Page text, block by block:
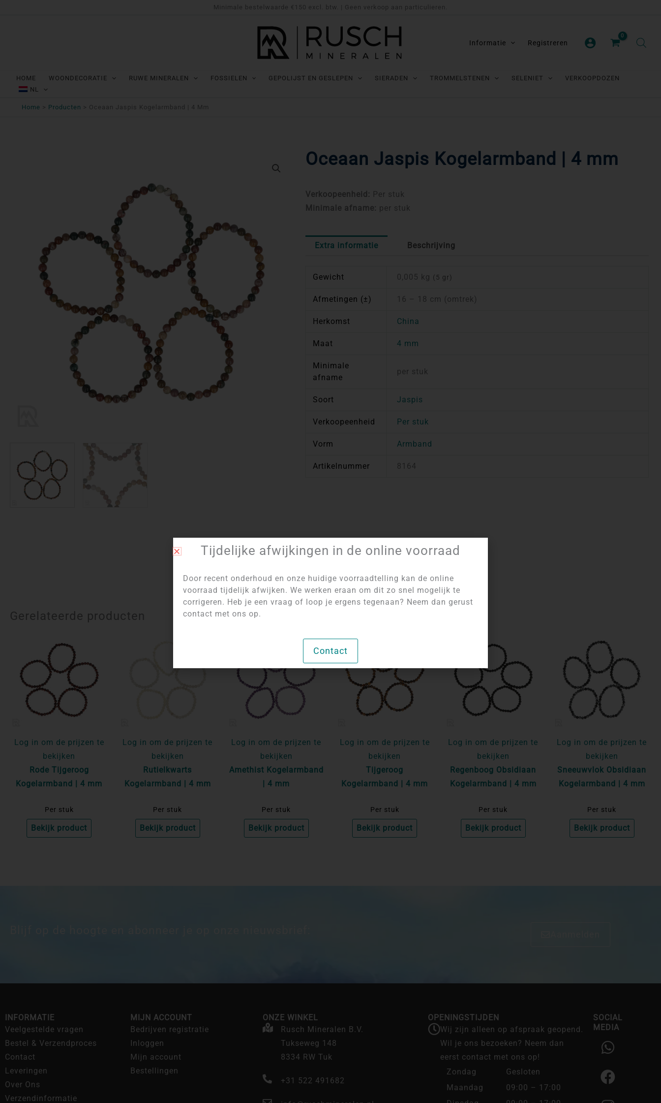
Minimale bestelwaarde €150 excl. btw. | Geen verkoop aan particulieren.
Informatie Registreren
HOME WOONDECORATIE RUWE MINERALEN FOSSIELEN GEPOLIJST EN GESLEPEN SIERADEN TROMMELSTENEN SELENIET
VERKOOPDOZEN
NL
Home Producten Oceaan Jaspis Kogelarmband | 4 Mm
Oceaan Jaspis Kogelarmband | 4 mm
Verkoopeenheid: Per stuk
Minimale afname: per stuk
Extra informatie Beschrijving
Gewicht 0,005 kg (5 gr)
Afmetingen (±) 16 – 18 cm (omtrek)
Herkomst China
Maat 4 mm
Minimale
afname
per stuk
Soort Jaspis
Verkoopeenheid Per stuk
Vorm Armband
Artikelnummer 8164
Artikelnummer:8164 Categorie: Kogelarmbanden 4 mm
Gerelateerde producten
Log in om de prijzen te
bekijken
Rode Tijgeroog
Kogelarmband | 4 mm
Per stuk
Bekijk product
Log in om de prijzen te
bekijken
Rutielkwarts
Kogelarmband | 4 mm
Per stuk
Bekijk product
Log in om de prijzen te
bekijken
Amethist Kogelarmband
| 4 mm
Per stuk
Bekijk product
Log in om de prijzen te
bekijken
Tijgeroog
Kogelarmband | 4 mm
Per stuk
Bekijk product
Log in om de prijzen te
bekijken
Regenboog Obsidiaan
Kogelarmband | 4 mm
Per stuk
Bekijk product
Log in om de prijzen te
bekijken
Sneeuwvlok Obsidiaan
Kogelarmband | 4 mm
Per stuk
Bekijk product
INFORMATIE
Veelgestelde vragen
Bestel & Verzendproces
Contact
Leveringen
Over Ons
Verzendinformatie
MIJN ACCOUNT
Bedrijven registratie
Inloggen
Mijn account
Bestellingen
ONZE WINKEL
Rusch Mineralen B.V.
Tukseweg 148
8334 RW Tuk
+31 522 491682
OPENINGSTIJDEN
Wij zijn alleen op afspraak geopend.
Wil je ons bezoeken? Neem dan
eerst contact met ons op!
Zondag
Gesloten
Maandag
09:00 – 17:00
SOCIAL
MEDIA
W
h
a
t
s
F
a
c
e
b
I
n
s
t
a
Tijdelijke afwijkingen in de online voorraad
Door recent onderhoud en onze huidige voorraadtelling kan de online
voorraad tijdelijk afwijken. We werken eraan om dit zo snel mogelijk te
corrigeren. Heb je een vraag of loop je ergens tegenaan? Neem dan gerust
contact met ons op.
Contact